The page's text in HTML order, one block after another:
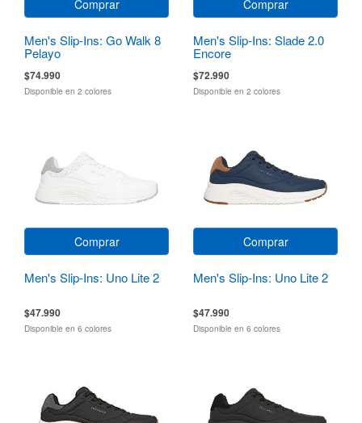
Comprar
Men's Slip-Ins: Go Walk 8
Pelayo
$74.990
Disponible en 2 colores
Comprar
Men's Slip-Ins: Slade 2.0
Encore
$72.990
Disponible en 2 colores
Comprar
Men's Slip-Ins: Uno Lite 2
$47.990
Disponible en 6 colores
Comprar
Men's Slip-Ins: Uno Lite 2
$47.990
Disponible en 6 colores